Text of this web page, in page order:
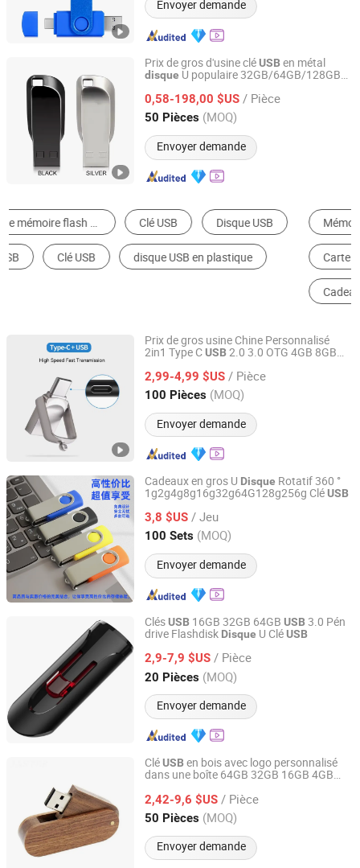
Envoyer demande
Prix de gros d'usine cléUSBen métal
disque U populaire 32GB/64GB/128GB
0,58-198,00 $US / Pièce
50 Pièces (MOQ)
Envoyer demande
Shenzhen Yuchengloong Technology Co., Ltd.
Guangdong, China Depuis 2024
Mémoire Flash Disque Dur Produits USB
Carte de Mémoire
Prix de gros usine Chine Personnalisé
2in1 Type CUSB2.0 3.0 OTG 4GB 8GB
DisquePenDisqueFlash pour
Smartphone Ordinateur portable
2,99-4,99 $US / Pièce
100 Pièces (MOQ)
Envoyer demande
Shenzhen Yuchengloong Technology Co., Ltd.
Guangdong, China Depuis 2024
Cadeaux en gros U Disque Rotatif 360 °
1g2g4g8g16g32g64G128g256g CléUSB
3,8 $US / Jeu
100 Sets (MOQ)
Envoyer demande
Yiwu Xuan Beizhai Handicraft Co., Ltd.
Zhejiang, China Depuis 2025
ClésUSB 16GB 32GB 64GB USB3.0 Pén
drive Flashdisk Disque U CléUSB
2,9-7,9 $US / Pièce
20 Pièces (MOQ)
Envoyer demande
GuangZhou Ronc Electronic Technology co.,LTD
Guangdong, China Depuis 2009
CléUSBen bois avec logo personnalisé
dans une boîte 64GB 32GB 16GB 4GB
2,42-9,6 $US / Pièce
50 Pièces (MOQ)
Envoyer demande
SHENZHEN BELXIN TECHNOLOGY CO., LTD
Guangdong, China Depuis 2019